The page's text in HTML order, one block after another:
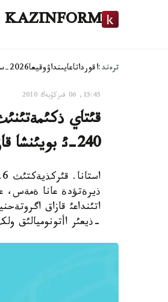
KAZINFORM
ترەند:اقورداتاعايىنداۋوقيعا2026-سايلاۋ
15:45, 06 قىركۇيەك 2010
240-ئ بويئنشا قازاقستاندئقتار وقؤدا - ق ح ر وكئلئ
ذيرةتؤدة عانا ةمةس،
اتئنداعئ قازاق
-ذيعئر اأتونوميالئق